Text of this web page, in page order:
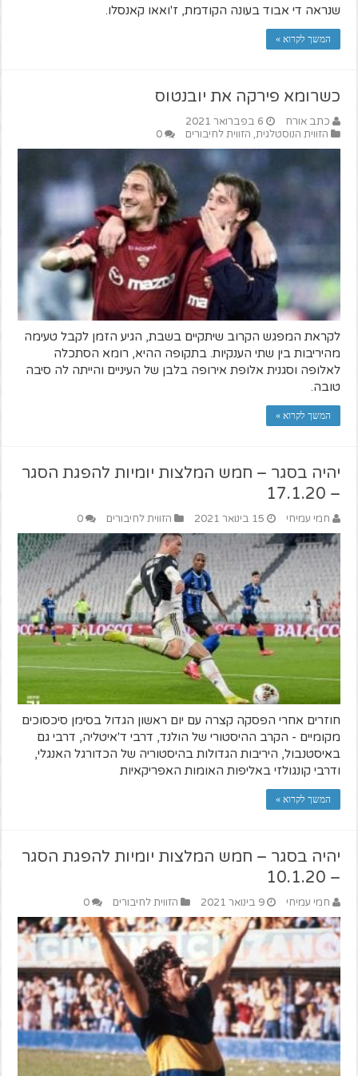
שנראה די אבוד בעונה הקודמת, ז'ואאו קאנסלו.
המשך לקרוא »
כשרומא פירקה את יובנטוס
כתב אורח
6 בפברואר 2021
הזווית הנוסטלגית, הזווית לחיבורים 0
לקראת המפגש הקרוב שיתקיים בשבת, הגיע הזמן לקבל טעימה
מהיריבות בין שתי הענקיות. בתקופה ההיא, רומא הסתכלה
לאלופה וסגנית אלופת אירופה בלבן של העיניים והייתה לה סיבה
טובה.
המשך לקרוא »
יהיה בסגר – חמש המלצות יומיות להפגת הסגר
– 17.1.20
חמי עמיחי 15 בינואר 2021 הזווית לחיבורים 0
חוזרים אחרי הפסקה קצרה עם יום ראשון הגדול בסימן סיכסוכים
מקומיים - הקרב ההיסטורי של הולנד, דרבי ד'איטליה, דרבי גם
באיסטנבול, היריבות הגדולות בהיסטוריה של הכדורגל האנגלי,
ודרבי קונגולזי באליפות האומות האפריקאיות
המשך לקרוא »
יהיה בסגר – חמש המלצות יומיות להפגת הסגר
– 10.1.20
חמי עמיחי 9 בינואר 2021 הזווית לחיבורים 0